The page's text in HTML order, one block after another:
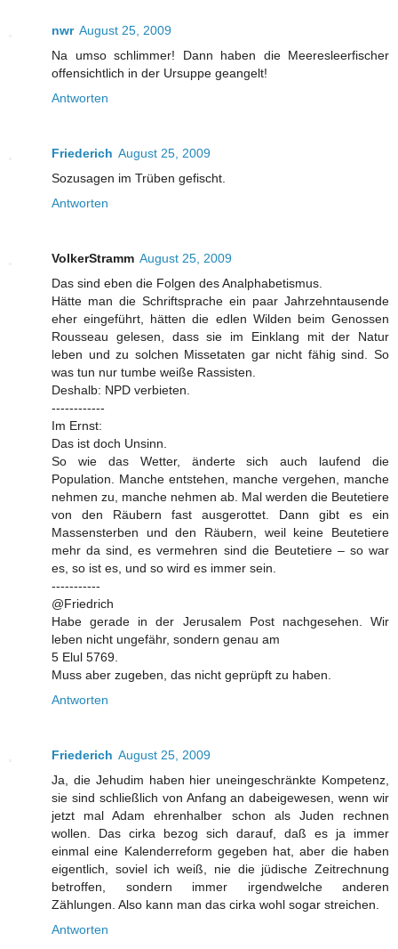
nwr August 25, 2009
Na umso schlimmer! Dann haben die Meeresleerfischer
offensichtlich in der Ursuppe geangelt!
Antworten
Friederich August 25, 2009
Sozusagen im Trüben gefischt.
Antworten
VolkerStramm August 25, 2009
Das sind eben die Folgen des Analphabetismus.
Hätte man die Schriftsprache ein paar Jahrzehntausende
eher eingeführt, hätten die edlen Wilden beim Genossen
Rousseau gelesen, dass sie im Einklang mit der Natur
leben und zu solchen Missetaten gar nicht fähig sind. So
was tun nur tumbe weiße Rassisten.
Deshalb: NPD verbieten.
------------
Im Ernst:
Das ist doch Unsinn.
So wie das Wetter, änderte sich auch laufend die
Population. Manche entstehen, manche vergehen, manche
nehmen zu, manche nehmen ab. Mal werden die Beutetiere
von den Räubern fast ausgerottet. Dann gibt es ein
Massensterben und den Räubern, weil keine Beutetiere
mehr da sind, es vermehren sind die Beutetiere – so war
es, so ist es, und so wird es immer sein.
-----------
@Friedrich
Habe gerade in der Jerusalem Post nachgesehen. Wir
leben nicht ungefähr, sondern genau am
5 Elul 5769.
Muss aber zugeben, das nicht geprüpft zu haben.
Antworten
Friederich August 25, 2009
Ja, die Jehudim haben hier uneingeschränkte Kompetenz,
sie sind schließlich von Anfang an dabeigewesen, wenn wir
jetzt mal Adam ehrenhalber schon als Juden rechnen
wollen. Das cirka bezog sich darauf, daß es ja immer
einmal eine Kalenderreform gegeben hat, aber die haben
eigentlich, soviel ich weiß, nie die jüdische Zeitrechnung
betroffen, sondern immer irgendwelche anderen
Zählungen. Also kann man das cirka wohl sogar streichen.
Antworten